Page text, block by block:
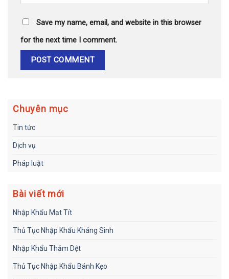
Save my name, email, and website in this browser
for the next time I comment.
Chuyên mục
Tin tức
Dịch vụ
Pháp luật
Bài viết mới
Nhập Khẩu Mạt Tít
Thủ Tục Nhập Khẩu Kháng Sinh
Nhập Khẩu Thảm Dệt
Thủ Tục Nhập Khẩu Bánh Kẹo